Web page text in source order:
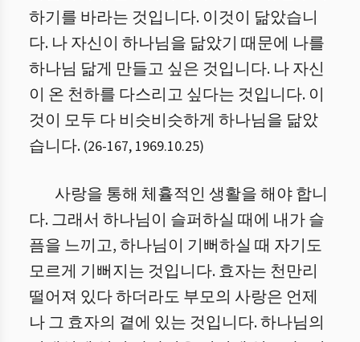
하기를 바라는 것입니다. 이것이 닮았습니
다. 나 자신이 하나님을 닮았기 때문에 나를
하나님 닮게 만들고 싶은 것입니다. 나 자신
이 온 천하를 다스리고 싶다는 것입니다. 이
것이 모두 다 비슷비슷하게 하나님을 닮았
습니다. (26-167, 1969.10.25)
사랑을 통해 체휼적인 생활을 해야 합니
다. 그래서 하나님이 슬퍼하실 때에 내가 슬
픔을 느끼고, 하나님이 기뻐하실 때 자기도
모르게 기뻐지는 것입니다.효자는 천만리
떨어져 있다 하더라도 부모의 사랑은 언제
나 그 효자의 곁에 있는 것입니다.하나님의